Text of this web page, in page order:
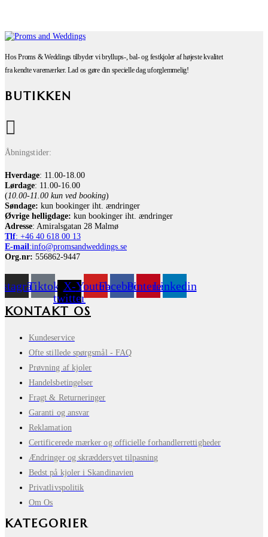
Hos Proms & Weddings tilbyder vi bryllups-, bal- og festkjoler af højeste kvalitet
fra kendte varemærker. Lad os gøre din specielle dag uforglemmelig!
BUTIKKEN
Åbningstider:
Hverdage: 11.00-18.00
Lørdage: 11.00-16.00
(10.00-11.00 kun ved booking)
Søndage: kun bookinger iht. ændringer
Øvrige helligdage: kun bookinger iht. ændringer
Adresse: Amiralsgatan 28 Malmø
Tlf: +46 40 618 ​00 13
E-mail:info@promsandweddings.se
Org.nr: 556862-9447
Tiktok X-
twitter
YoutubeFacebookPinterestLinkedin
KONTAKT OS
Kundeservice
Ofte stillede spørgsmål - FAQ
Prøvning af kjoler
Handelsbetingelser
Fragt & Returneringer
Garanti og ansvar
Reklamation
Certificerede mærker og officielle forhandlerrettigheder
Ændringer og skræddersyet tilpasning
Bedst på kjoler i Skandinavien
Privatlivspolitik
Om Os
KATEGORIER